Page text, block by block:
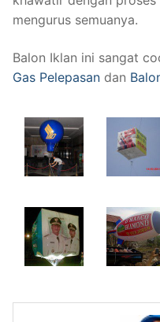
mengurus semuanya.
Balon Iklan ini sangat
Gas Pelepasan dan